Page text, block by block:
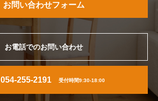
お問い合わせフォーム
お電話でのお問い合わせ
054-255-2191 受付時間9:30-18:00